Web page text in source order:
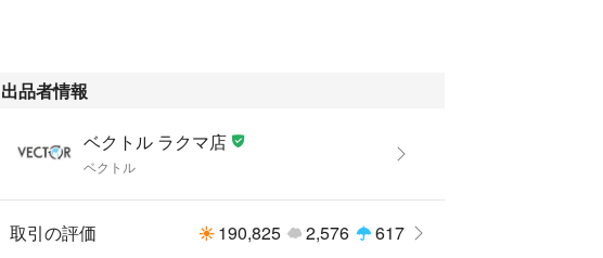
出品者情報
ベクトル ラクマ店
ベクトル
取引の評価 190,825 2,576 617